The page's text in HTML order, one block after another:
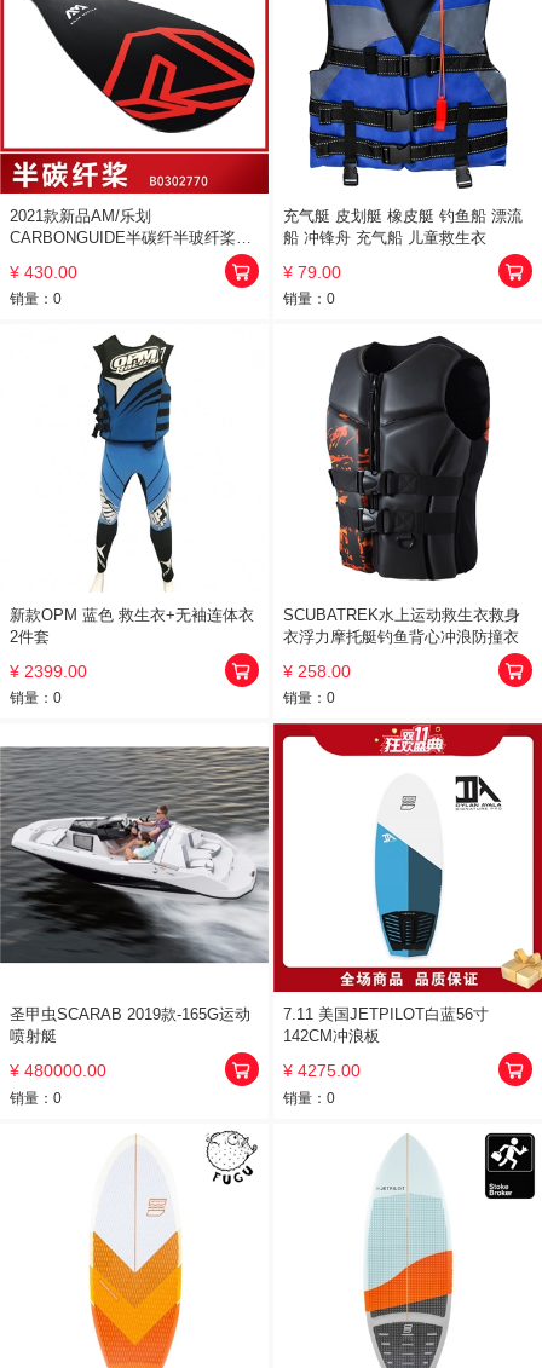
2021款新品AM/乐划
CARBONGUIDE半碳纤半玻纤桨板
¥ 430.00
销量： 0
充气艇 皮划艇 橡皮艇 钓鱼船 漂流
船 冲锋舟 充气船 儿童救生衣
¥ 79.00
销量： 0
新款OPM 蓝色 救生衣+无袖连体衣
2件套
¥ 2399.00
销量： 0
SCUBATREK水上运动救生衣救身
衣浮力摩托艇钓鱼背心冲浪防撞衣
¥ 258.00
销量： 0
圣甲虫SCARAB 2019款-165G运动
喷射艇
¥ 480000.00
销量： 0
7.11 美国JETPILOT白蓝56寸
142CM冲浪板
¥ 4275.00
销量： 0